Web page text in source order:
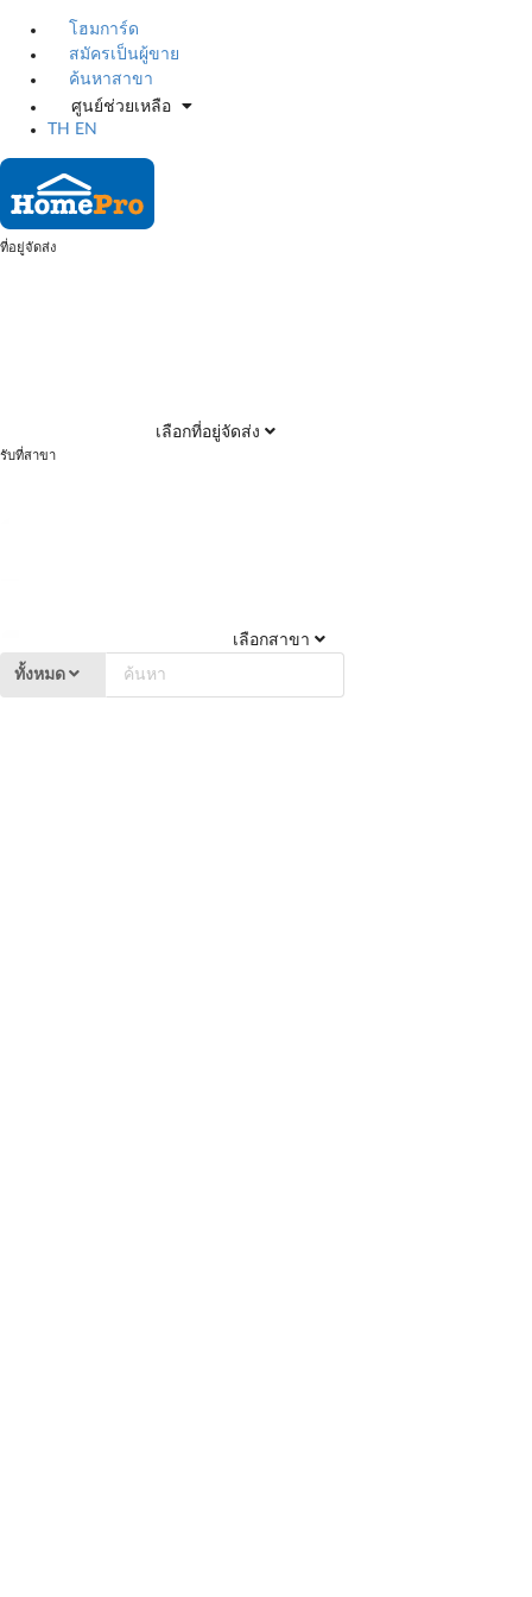
โฮมการ์ด
สมัครเป็นผู้ขาย
ค้นหาสาขา
ศูนย์ช่วยเหลือ
TH
EN
ที่อยู่จัดส่ง
เลือกที่อยู่จัดส่ง
รับที่สาขา
เลือกสาขา
ทั้งหมด